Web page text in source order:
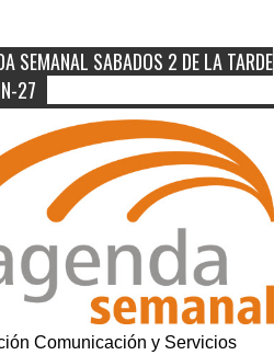
SEMANAL SABADOS 2 DE LA TARDE
27
Comunicación y Servicios